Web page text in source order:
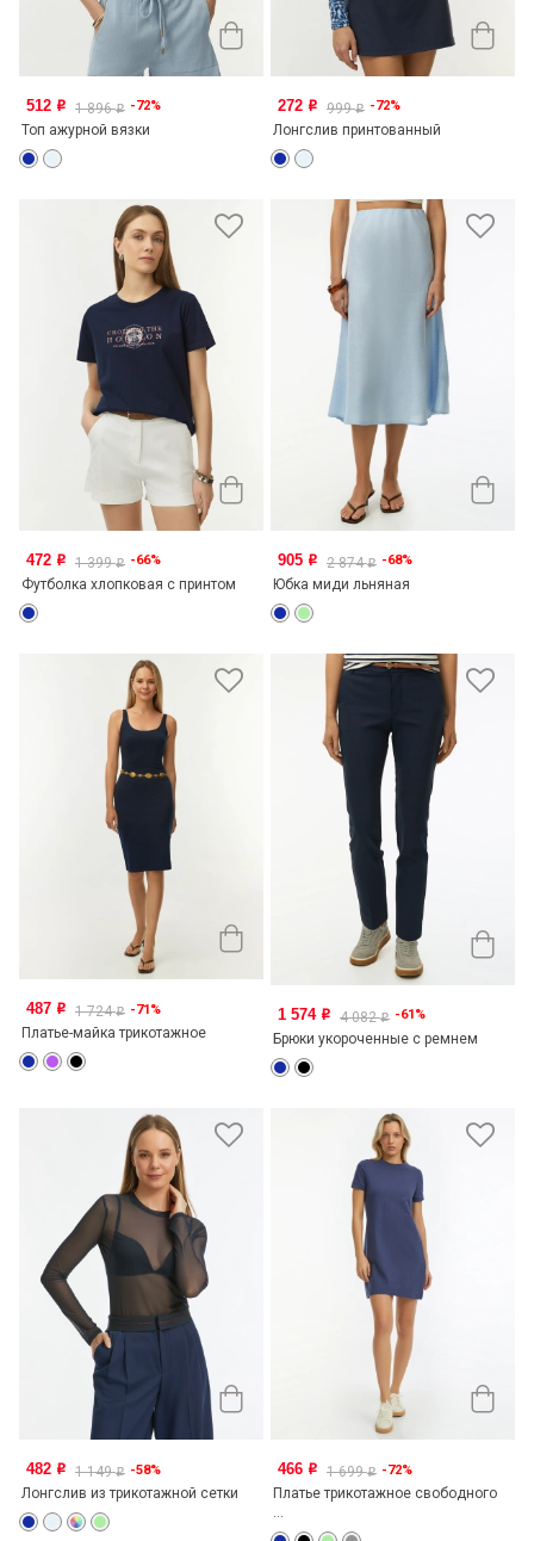
512 o 1 896o -72%
Топ ажурной вязки
272 o 999o -72%
Лонгслив принтованный
472 o 1 399o -66%
Футболка хлопковая с принтом
905 o 2 874o -68%
Юбка миди льняная
487 o 1 724o -71%
Платье-майка трикотажное
1 574 o 4 082o -61%
Брюки укороченные с ремнем
482 o 1 149o -58%
Лонгслив из трикотажной сетки
466 o 1 699o -72%
Платье трикотажное свободного
...